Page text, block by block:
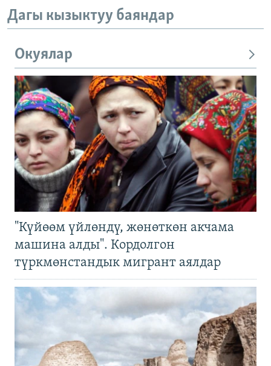
Дагы кызыктуу баяндар
Окуялар
"Күйөөм үйлөндү, жөнөткөн акчама
машина алды". Кордолгон
түркмөнстандык мигрант аялдар